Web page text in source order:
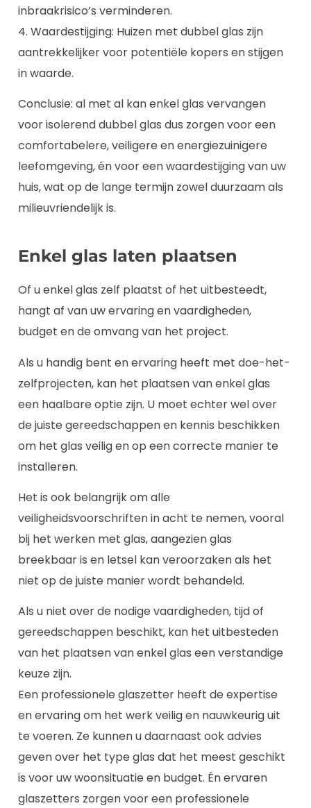
inbraakrisico’s verminderen.
4. Waardestijging: Huizen met dubbel glas zijn
aantrekkelijker voor potentiële kopers en stijgen
in waarde.
Conclusie: al met al kan enkel glas vervangen
voor isolerend dubbel glas dus zorgen voor een
comfortabelere, veiligere en energiezuinigere
leefomgeving, én voor een waardestijging van uw
huis, wat op de lange termijn zowel duurzaam als
milieuvriendelijk is.
Enkel glas laten plaatsen
Of u enkel glas zelf plaatst of het uitbesteedt,
hangt af van uw ervaring en vaardigheden,
budget en de omvang van het project.
Als u handig bent en ervaring heeft met doe-het-
zelfprojecten, kan het plaatsen van enkel glas
een haalbare optie zijn. U moet echter wel over
de juiste gereedschappen en kennis beschikken
om het glas veilig en op een correcte manier te
installeren.
Het is ook belangrijk om alle
veiligheidsvoorschriften in acht te nemen, vooral
bij het werken met glas, aangezien glas
breekbaar is en letsel kan veroorzaken als het
niet op de juiste manier wordt behandeld.
Als u niet over de nodige vaardigheden, tijd of
gereedschappen beschikt, kan het uitbesteden
van het plaatsen van enkel glas een verstandige
keuze zijn.
Een professionele glaszetter heeft de expertise
en ervaring om het werk veilig en nauwkeurig uit
te voeren. Ze kunnen u daarnaast ook advies
geven over het type glas dat het meest geschikt
is voor uw woonsituatie en budget. Én ervaren
glaszetters zorgen voor een professionele